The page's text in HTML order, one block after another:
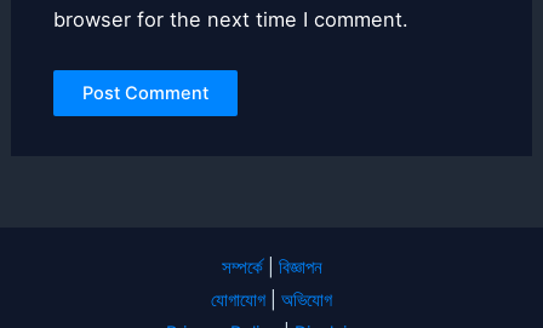
browser for the next time I comment.
সম্পর্কে| বিজ্ঞাপন
যোগাযোগ
অভিযোগ